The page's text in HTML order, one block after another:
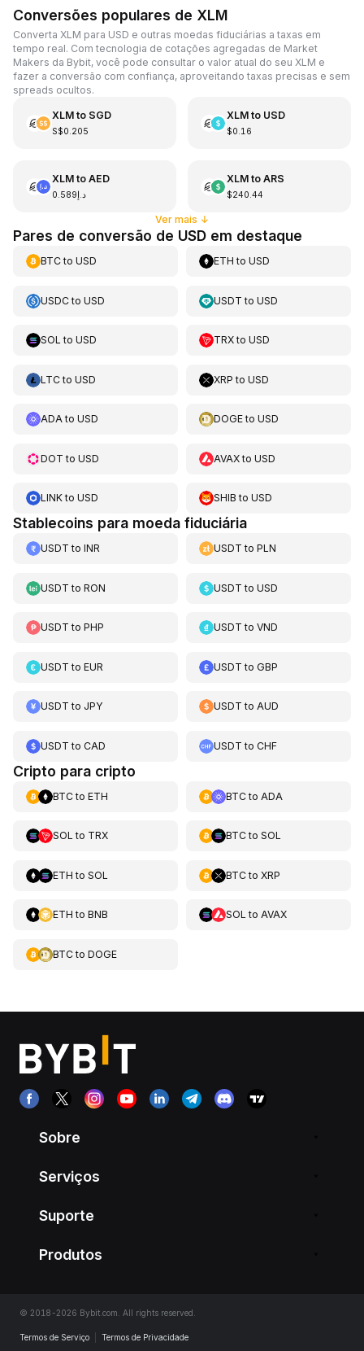
Conversões populares de XLM
Converta XLM para USD e outras moedas fiduciárias a taxas em
tempo real. Com tecnologia de cotações agregadas de Market
Makers da Bybit, você pode consultar o valor atual do seu XLM e
fazer a conversão com confiança, aproveitando taxas precisas e sem
spreads ocultos.
XLMto SGD
S$0.205
XLMto USD
$0.16
XLMto AED
د.إ0.589
XLMto ARS
$240.44
Ver mais ↓
Pares de conversão de USD em destaque
BTCto USD ETH toUSD
USDCto USD USDT toUSD
SOL to USD TRXtoUSD
LTCto USD XRP toUSD
ADAto USD DOGEtoUSD
DOT to USD AVAXtoUSD
LINKto USD SHIB toUSD
Stablecoins para moeda fiduciária
USDT to INR USDT toPLN
USDT to RON USDT toUSD
USDT to PHP USDT toVND
USDT to EUR USDT toGBP
USDT to JPY USDT toAUD
USDT to CAD USDT toCHF
Cripto para cripto
BTCto ETH BTCto ADA
SOL to TRX BTCto SOL
ETH to SOL BTCto XRP
ETH to BNB SOL to AVAX
BTCto DOGE
Sobre
Serviços
Suporte
Produtos
© 2018-2026 Bybit.com. All rights reserved.
Termos de Serviço Termos de Privacidade